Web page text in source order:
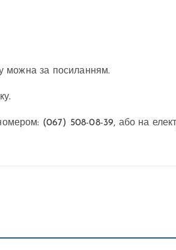
можна за посиланням.
(067) 508-08-39, або на